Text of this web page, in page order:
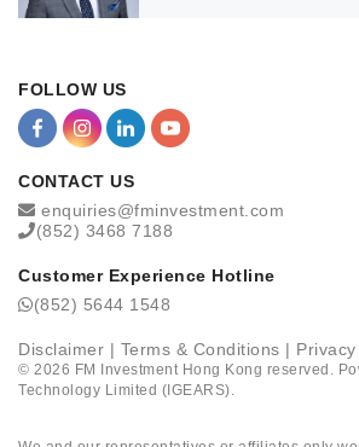
FOLLOW US
CONTACT US
enquiries@fminvestment.com
(852) 3468 7188
Customer Experience Hotline
(852) 5644 1548
Disclaimer | Terms & Conditions |
© 2026 FM Investment Hong Kong reserved.
Technology Limited (IGEARS).